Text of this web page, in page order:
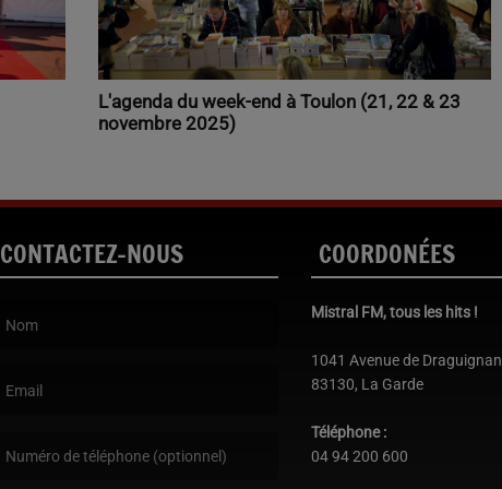
L'agenda du week-end à Toulon (21, 22 & 23
novembre 2025)
CONTACTEZ-NOUS COORDONÉES
Mistral FM, tous les hits !
1041 Avenue de Draguignan
83130, La Garde
Téléphone :
04 94 200 600